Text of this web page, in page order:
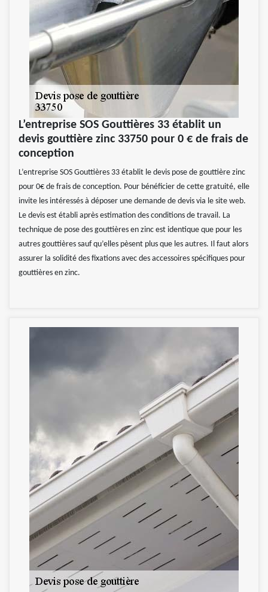
L’entreprise SOS Gouttières 33 établit un
devis gouttière zinc 33750 pour 0 € de frais de
conception
L’entreprise SOS Gouttières 33 établit le devis pose de gouttière zinc
pour 0€ de frais de conception. Pour bénéficier de cette gratuité, elle
invite les intéressés à déposer une demande de devis via le site web.
Le devis est établi après estimation des conditions de travail. La
technique de pose des gouttières en zinc est identique que pour les
autres gouttières sauf qu’elles pèsent plus que les autres. Il faut alors
assurer la solidité des fixations avec des accessoires spécifiques pour
gouttières en zinc.